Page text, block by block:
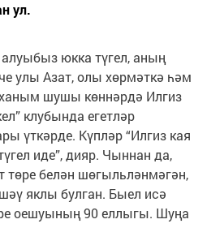
ул.
юкка түгел, аның
улы Азат, олы хөрмәткә һәм
шушы көннәрдә Илгиз
клубында егетләр
үткәрде. Күпләр “Илгиз кая
иде”, дияр. Чыннан да,
төре белән шөгыльләнмәгән,
яклы булган. Быел исә
оешуының 90 еллыгы. Шуңа